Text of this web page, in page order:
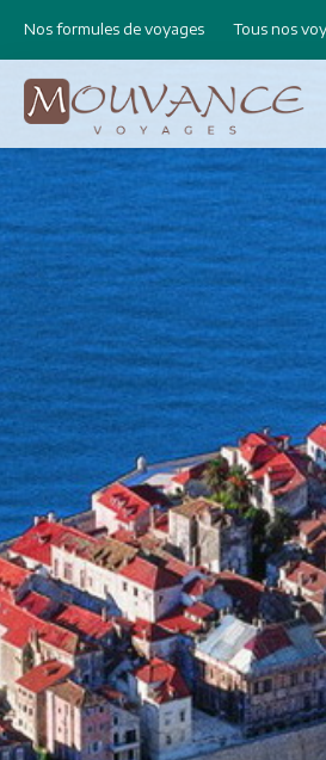
Nos formules de voyages Tous nos
Afrique
Cap Vert
Egypte
Libye
Maroc
Costa
Cuba